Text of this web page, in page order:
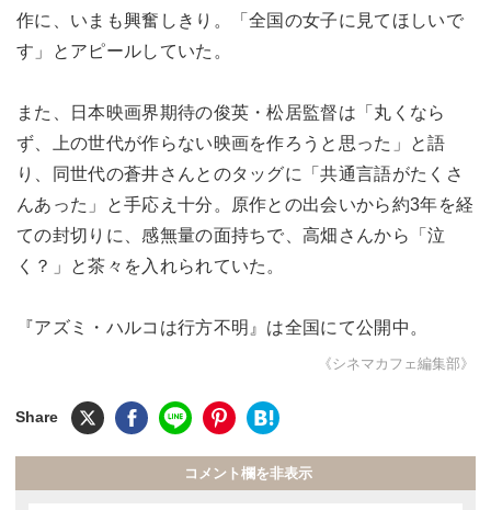
作に、いまも興奮しきり。「全国の女子に見てほしいで
す」とアピールしていた。
また、日本映画界期待の俊英・松居監督は「丸くなら
ず、上の世代が作らない映画を作ろうと思った」と語
り、同世代の蒼井さんとのタッグに「共通言語がたくさ
んあった」と手応え十分。原作との出会いから約3年を経
ての封切りに、感無量の面持ちで、高畑さんから「泣
く？」と茶々を入れられていた。
『アズミ・ハルコは行方不明』は全国にて公開中。
《シネマカフェ編集部》
コメント欄を非表示